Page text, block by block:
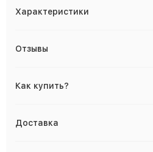
Характеристики
Отзывы
Как купить?
Доставка